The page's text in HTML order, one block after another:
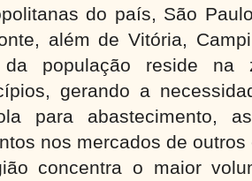
do país, São
além de Vitória,
da população reside na
gerando a
para abastecimento,
nos mercados de
concentra o maior